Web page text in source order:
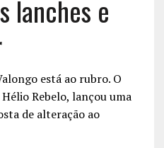
lanches e
está ao rubro. O
Rebelo, lançou uma
de alteração ao